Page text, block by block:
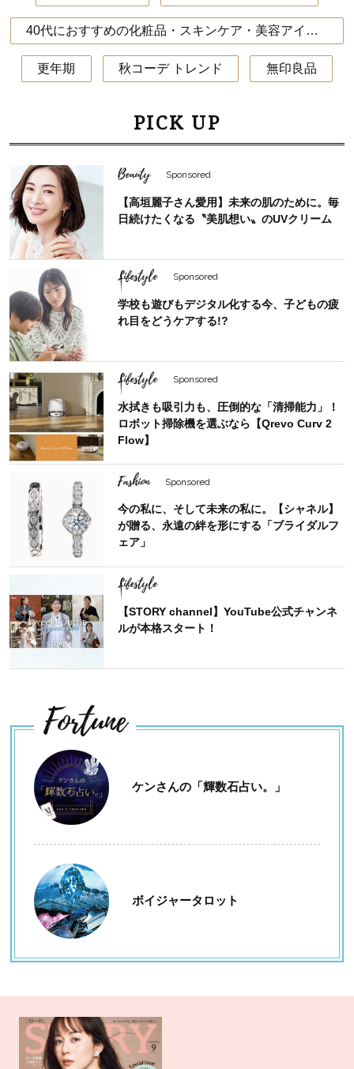
40代におすすめの化粧品・スキンケア・美容アイテム
更年期 秋コーデ トレンド 無印良品
PICK UP
Beauty Sponsored
【高垣麗子さん愛用】未来の肌のために。毎
日続けたくなる〝美肌想い〟のUVクリーム
Lifestyle Sponsored
学校も遊びもデジタル化する今、子どもの疲
れ目をどうケアする!?
Lifestyle Sponsored
水拭きも吸引力も、圧倒的な「清掃能力」！
ロボット掃除機を選ぶなら【Qrevo Curv 2
Flow】
Fashion Sponsored
今の私に、そして未来の私に。【シャネル】
が贈る、永遠の絆を形にする「ブライダルフ
ェア」
Lifestyle
【STORY channel】YouTube公式チャンネ
ルが本格スタート！
Fortune
ケンさんの「輝数石占い。」
ボイジャータロット